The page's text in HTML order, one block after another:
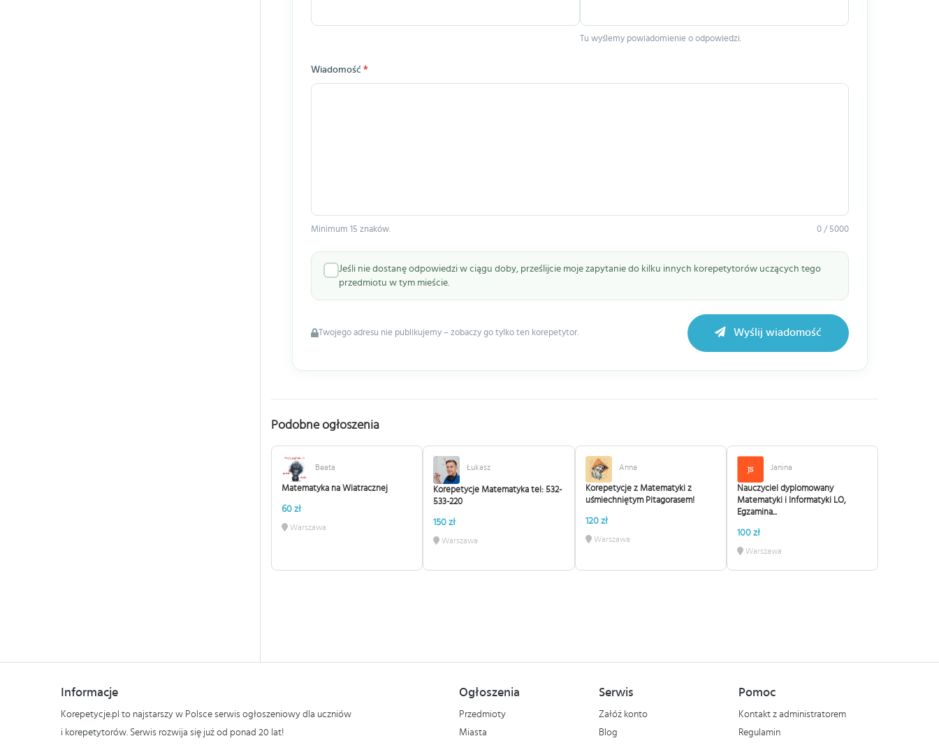
Tu wyślemy powiadomienie o odpowiedzi.
Wiadomość *
Minimum 15 znaków. 0 / 5000
Jeśli nie dostanę odpowiedzi w ciągu doby, prześlijcie moje zapytanie do kilku innych korepetytorów uczących tego
przedmiotu w tym mieście.
Twojego adresu nie publikujemy – zobaczy go tylko ten korepetytor. Wyślij wiadomość
Podobne ogłoszenia
Beata
Matematyka na Wiatracznej
60 zł
Warszawa
Łukasz
Korepetycje Matematyka tel: 532-
533-220
150 zł
Warszawa
Anna
Korepetycje z Matematyki z
uśmiechniętym Pitagorasem!
120 zł
Warszawa
Janina
Nauczyciel dyplomowany
Matematyki i Informatyki LO,
Egzamina...
100 zł
Warszawa
Informacje
Korepetycje.pl to najstarszy w Polsce serwis ogłoszeniowy dla uczniów
i korepetytorów. Serwis rozwija się już od ponad 20 lat!
Ogłoszenia
Przedmioty
Miasta
Serwis
Załóż konto
Blog
Pomoc
Kontakt z administratorem
Regulamin